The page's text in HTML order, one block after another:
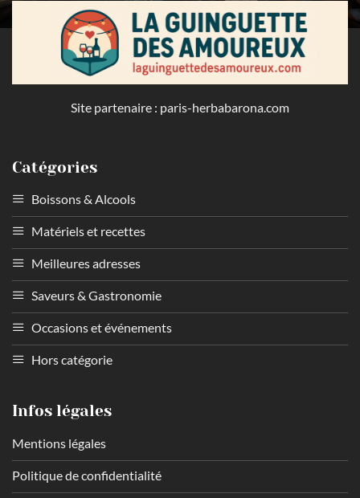
Site partenaire : paris-herbabarona.com
Catégories
Boissons & Alcools
Matériels et recettes
Meilleures adresses
Saveurs & Gastronomie
Occasions et événements
Hors catégorie
Infos légales
Mentions légales
Politique de confidentialité